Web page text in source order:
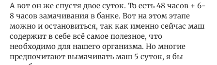
А вот он же спустя двое суток. То есть 48 часов + 6-
8 часов замачивания в банке. Вот на этом этапе
можно и остановиться, так как именно сейчас маш
содержит в себе всё самое полезное, что
необходимо для нашего организма. Но многие
предпочитают вымачивать маш 5 суток, я бы